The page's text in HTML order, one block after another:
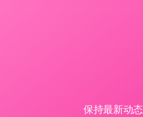
保持最新动态